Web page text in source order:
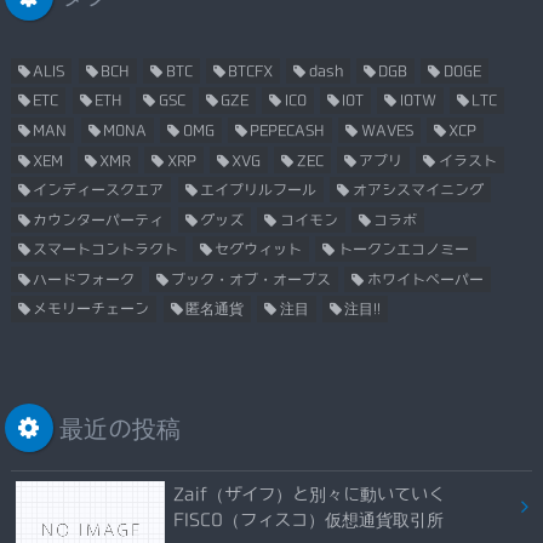
ALIS BCH BTC BTCFX dash DGB DOGE
ETC ETH GSC GZE ICO IOT IOTW LTC
MAN MONA OMG PEPECASH WAVES XCP
XEM XMR XRP XVG ZEC アプリ イラスト
インディースクエア エイプリルフール オアシスマイニング
カウンターパーティ グッズ コイモン コラボ
スマートコントラクト セグウィット トークンエコノミー
ハードフォーク ブック・オブ・オーブス ホワイトペーパー
メモリーチェーン 匿名通貨 注目 注目!!
最近の投稿
Zaif（ザイフ）と別々に動いていく
FISCO（フィスコ）仮想通貨取引所